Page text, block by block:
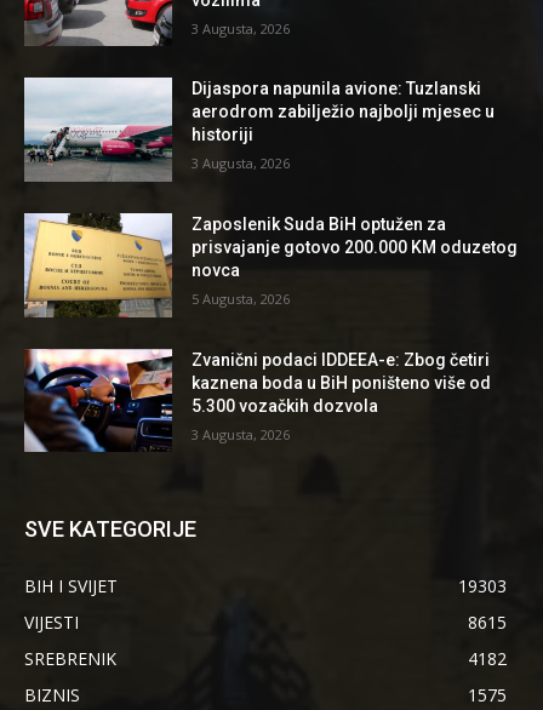
3 Augusta, 2026
Dijaspora napunila avione: Tuzlanski
aerodrom zabilježio najbolji mjesec u
historiji
3 Augusta, 2026
Zaposlenik Suda BiH optužen za
prisvajanje gotovo 200.000 KM oduzetog
novca
5 Augusta, 2026
Zvanični podaci IDDEEA-e: Zbog četiri
kaznena boda u BiH poništeno više od
5.300 vozačkih dozvola
3 Augusta, 2026
SVE KATEGORIJE
BIH I SVIJET
19303
VIJESTI
8615
SREBRENIK
4182
BIZNIS
1575